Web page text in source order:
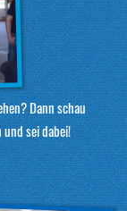
Dann schau
sei dabei!